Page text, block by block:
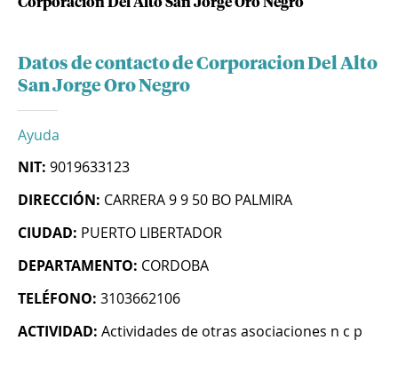
Corporacion Del Alto San Jorge Oro Negro
Datos de contacto de Corporacion Del Alto
San Jorge Oro Negro
Ayuda
NIT: 9019633123
DIRECCIÓN: CARRERA 9 9 50 BO PALMIRA
CIUDAD: PUERTO LIBERTADOR
DEPARTAMENTO: CORDOBA
TELÉFONO: 3103662106
ACTIVIDAD: Actividades de otras asociaciones n c p